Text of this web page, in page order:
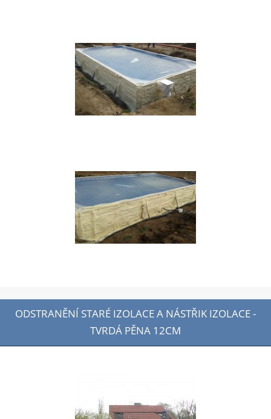
ODSTRANĚNÍ STARÉ IZOLACE A NÁSTŘIK IZOLACE -
TVRDÁ PĚNA 12CM